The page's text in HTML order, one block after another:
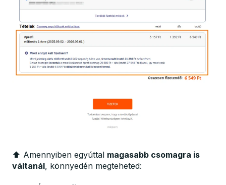
⬆️ Amennyiben egyúttal magasabb csomagra is
váltanál, könnyedén megteheted: